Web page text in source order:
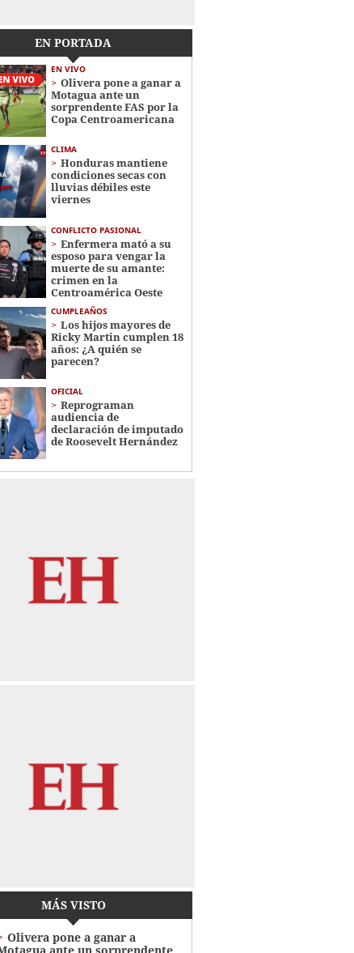
EN PORTADA
EN VIVO
Olivera pone a ganar a
Motagua ante un
sorprendente FAS por la
Copa Centroamericana
CLIMA
Honduras mantiene
condiciones secas con
lluvias débiles este
viernes
CONFLICTO PASIONAL
Enfermera mató a su
esposo para vengar la
muerte de su amante:
crimen en la
Centroamérica Oeste
CUMPLEAÑOS
Los hijos mayores de
Ricky Martin cumplen 18
años: ¿A quién se
parecen?
OFICIAL
Reprograman
audiencia de
declaración de imputado
de Roosevelt Hernández
MÁS VISTO
Olivera pone a ganar a